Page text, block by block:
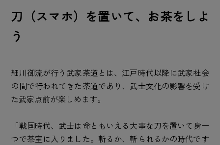
刀（スマホ）を置いて、お茶をしよ
う
細川御流が行う武家茶道とは、江戸時代以降に武家社会
の間で行われてきた茶道であり、武士文化の影響を受け
た武家点前が楽しめます。
「戦国時代、武士は命ともいえる大事な刀を置いて身一
つで茶室に入りました。斬るか、斬られるかの時代です